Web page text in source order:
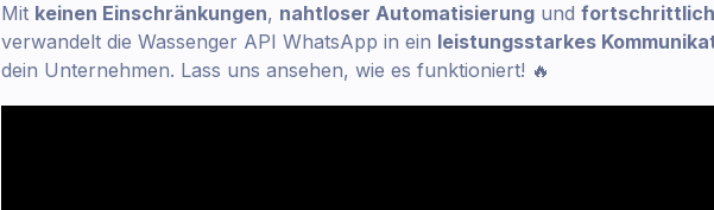
Mit keinen Einschränkungen, nahtloser Automatisierung und
verwandelt die Wassenger API WhatsApp in ein leistungsstarkes
dein Unternehmen. Lass uns ansehen, wie es funktioniert! 🔥